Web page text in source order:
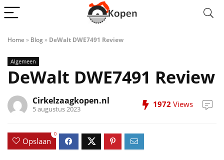
Home » Blog» DeWalt DWE7491 Review
Algemeen
DeWalt DWE7491 Review
Cirkelzaagkopen.nl
5 augustus 2023 1972 Views
Opslaan
0